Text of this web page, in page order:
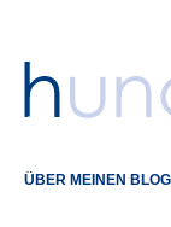
ÜBER MEINEN BLOG